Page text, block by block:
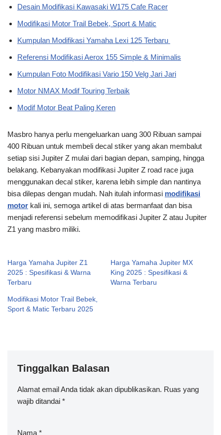
Desain Modifikasi Kawasaki W175 Cafe Racer
Modifikasi Motor Trail Bebek, Sport & Matic
Kumpulan Modifikasi Yamaha Lexi 125 Terbaru
Referensi Modifikasi Aerox 155 Simple & Minimalis
Kumpulan Foto Modifikasi Vario 150 Velg Jari Jari
Motor NMAX Modif Touring Terbaik
Modif Motor Beat Paling Keren
Masbro hanya perlu mengeluarkan uang 300 Ribuan sampai
400 Ribuan untuk membeli decal stiker yang akan membalut
setiap sisi Jupiter Z mulai dari bagian depan, samping, hingga
belakang. Kebanyakan modifikasi Jupiter Z road race juga
menggunakan decal stiker, karena lebih simple dan nantinya
bisa dilepas dengan mudah. Nah itulah informasi modifikasi
motor kali ini, semoga artikel di atas bermanfaat dan bisa
menjadi referensi sebelum memodifikasi Jupiter Z atau Jupiter
Z1 yang masbro miliki.
Harga Yamaha Jupiter Z1
2025 : Spesifikasi & Warna
Terbaru
Harga Yamaha Jupiter MX
King 2025 : Spesifikasi &
Warna Terbaru
Modifikasi Motor Trail Bebek,
Sport & Matic Terbaru 2025
Tinggalkan Balasan
Alamat email Anda tidak akan dipublikasikan. Ruas yang
wajib ditandai *
Nama *
A
lt